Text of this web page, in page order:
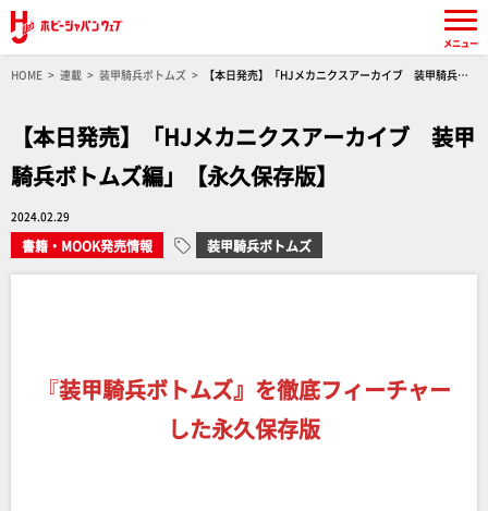
HOME 連載 装甲騎兵ボトムズ
【本日発売】「HJメカニクスアーカイブ 装甲騎兵ボ
【本日発売】「HJメカニクスアーカイブ 装甲
騎兵ボトムズ編」【永久保存版】
2024.02.29
書籍・MOOK発売情報 装甲騎兵ボトムズ
『装甲騎兵ボトムズ』を徹底フィーチャー
した永久保存版
メニュー